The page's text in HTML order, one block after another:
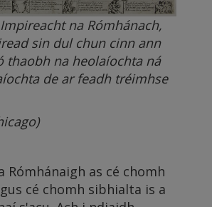
na Rómhánach,
sin dul chun cinn ann
thaobh na heolaíochta ná
de ar feadh tréimhse
Rómhánaigh as cé chomh
cé chomh sibhialta is a